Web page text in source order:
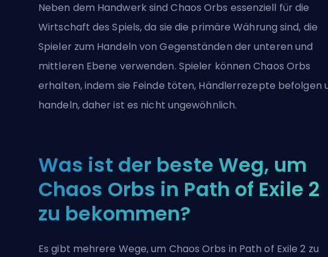
Neben dem Handwerk sind Chaos Orbs essenziell für die
Wirtschaft des Spiels, da sie die primäre Währung sind, die
Spieler zum Handeln von Gegenständen der unteren und
mittleren Ebene verwenden. Spieler können Chaos Orbs
erhalten, indem sie Feinde töten, Händlerrezepte befolgen
handeln, daher ist es nicht ungewöhnlich.
Was ist der beste Weg, um
Chaos Orbs in Path of Exile 2
zu bekommen?
Es gibt mehrere Wege, um Chaos Orbs in Path of Exile 2 zu